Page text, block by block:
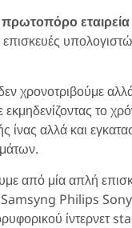
εταιρεία
χρονοτριβούμε
το
ίνας αλλά και
από μία απλή
Philips Sony
ίντερνετ